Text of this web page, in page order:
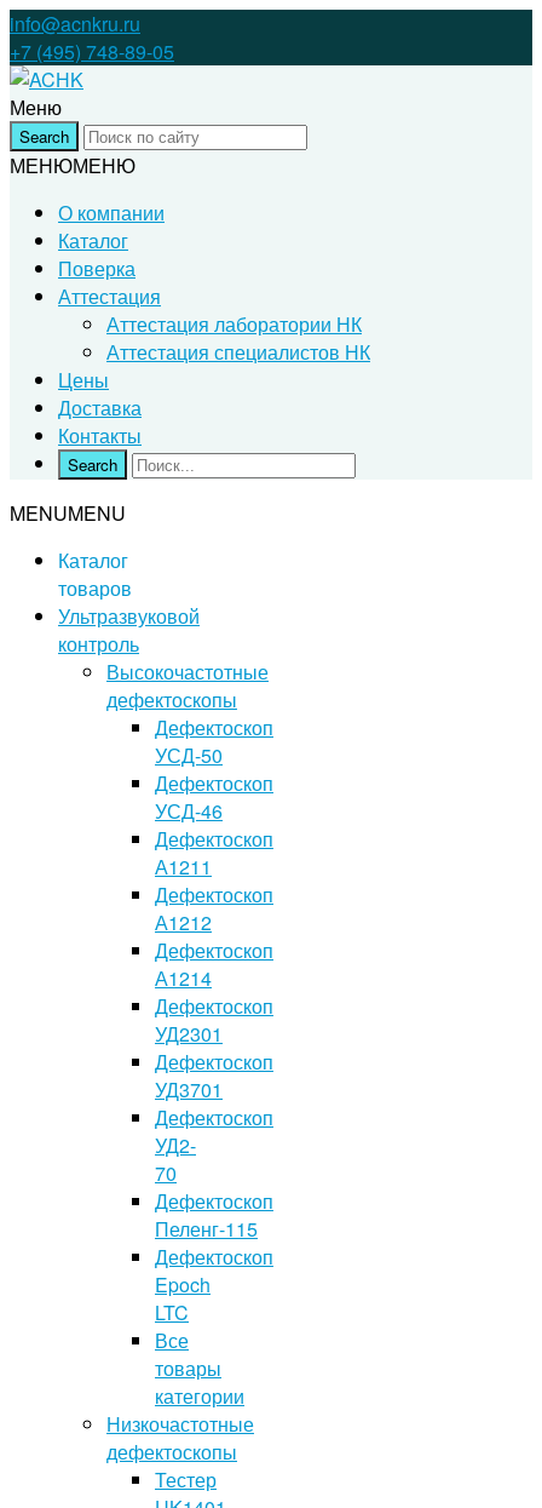
info@acnkru.ru
+7 (495) 748-89-05
Меню
МЕНЮМЕНЮ
О компании
Каталог
Поверка
Аттестация
Аттестация лаборатории НК
Аттестация специалистов НК
Цены
Доставка
Контакты
MENUMENU
Каталог
товаров
Ультразвуковой
контроль
Высокочастотные
дефектоскопы
Дефектоскоп
УСД-50
Дефектоскоп
УСД-46
Дефектоскоп
А1211
Дефектоскоп
А1212
Дефектоскоп
А1214
Дефектоскоп
УД2301
Дефектоскоп
УД3701
Дефектоскоп
УД2-
70
Дефектоскоп
Пеленг-115
Дефектоскоп
Epoch
LTC
Все
товары
категории
Низкочастотные
дефектоскопы
Тестер